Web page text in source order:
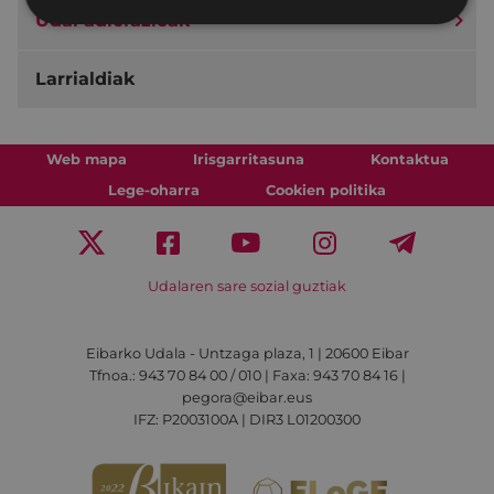
Udal adierazleak
Larrialdiak
Web mapa Irisgarritasuna
Kontaktua
Lege-oharra
Cookien politika
Udalaren sare sozial guztiak
Eibarko Udala - Untzaga plaza, 1 | 20600 Eibar
Tfnoa.: 943 70 84 00 / 010 | Faxa: 943 70 84 16 |
pegora@eibar.eus
IFZ: P2003100A | DIR3 L01200300